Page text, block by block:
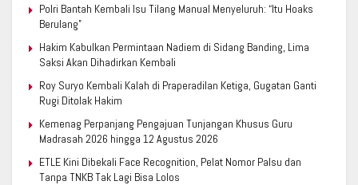
Polri Bantah Kembali Isu Tilang Manual Menyeluruh: “Itu Hoaks
Berulang”
Hakim Kabulkan Permintaan Nadiem di Sidang Banding, Lima
Saksi Akan Dihadirkan Kembali
Roy Suryo Kembali Kalah di Praperadilan Ketiga, Gugatan Ganti
Rugi Ditolak Hakim
Kemenag Perpanjang Pengajuan Tunjangan Khusus Guru
Madrasah 2026 hingga 12 Agustus 2026
ETLE Kini Dibekali Face Recognition, Pelat Nomor Palsu dan
Tanpa TNKB Tak Lagi Bisa Lolos